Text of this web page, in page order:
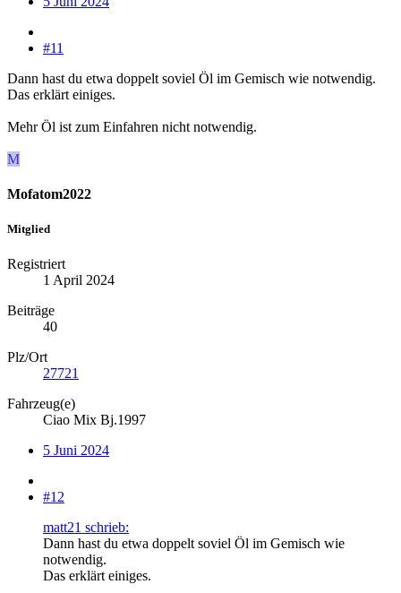
#11
Dann hast du etwa doppelt soviel Öl im Gemisch wie notwendig.
Das erklärt einiges.
Mehr Öl ist zum Einfahren nicht notwendig.
M
Mofatom2022
Mitglied
Registriert
1 April 2024
Beiträge
40
Plz/Ort
27721
Fahrzeug(e)
Ciao Mix Bj.1997
5 Juni 2024
#12
matt21 schrieb:
Dann hast du etwa doppelt soviel Öl im Gemisch wie
notwendig.
Das erklärt einiges.